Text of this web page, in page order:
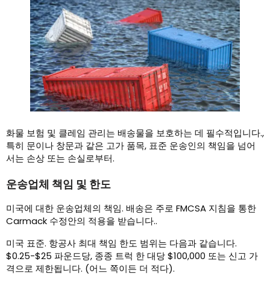
화물 보험 및 클레임 관리는 배송물을 보호하는 데 필수적입니다.,
특히 문이나 창문과 같은 고가 품목, 표준 운송인의 책임을 넘어
서는 손상 또는 손실로부터.
운송업체 책임 및 한도
미국에 대한 운송업체의 책임. 배송은 주로 FMCSA 지침을 통한
Carmack 수정안의 적용을 받습니다..
미국 표준. 항공사 최대 책임 한도 범위는 다음과 같습니다.
$0.25-$25 파운드당, 종종 트럭 한 대당 $100,000 또는 신고 가
격으로 제한됩니다. (어느 쪽이든 더 적다).